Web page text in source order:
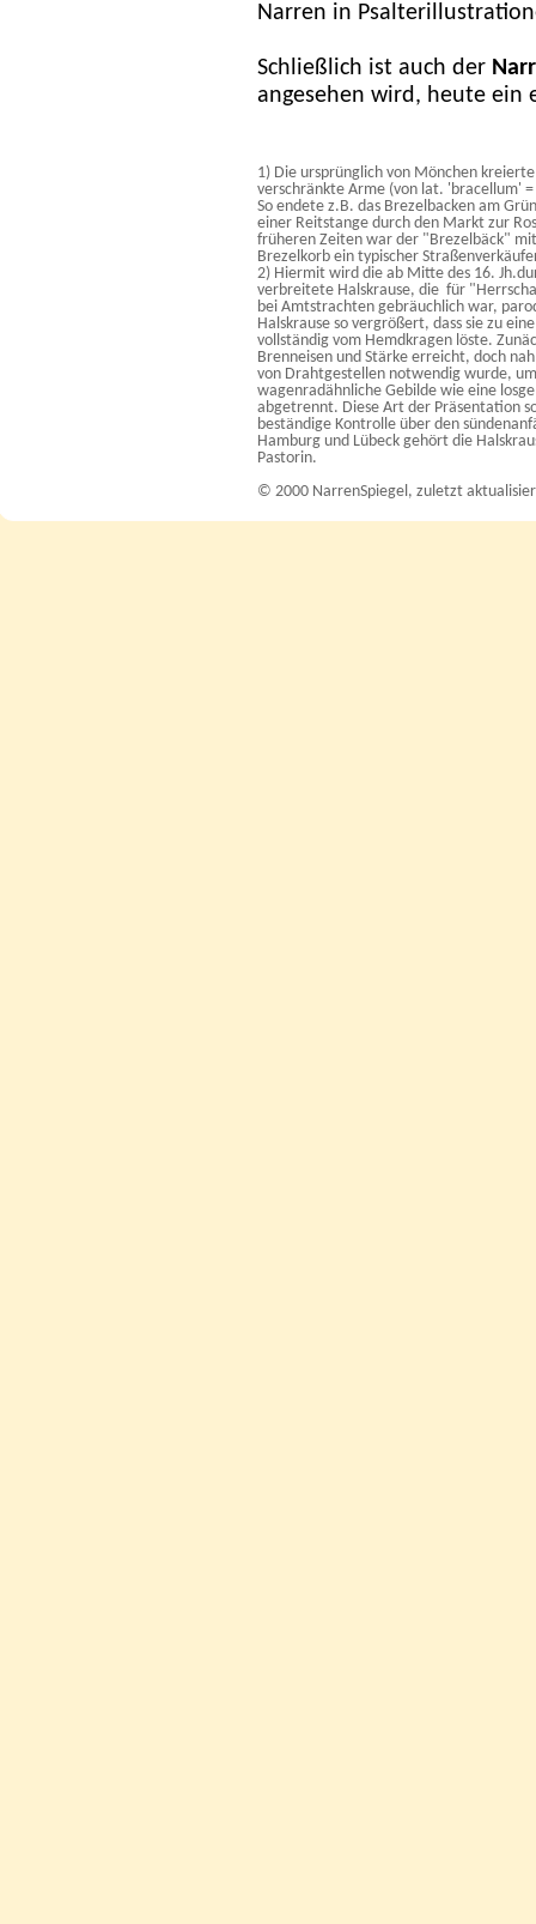
Narren in
Schließlich ist auch der
angesehen wird, heute ein
1) Die ursprünglich von Mönchen
verschränkte Arme (von lat. 'bracellum'
So endete z.B. das Brezelbacken am
einer Reitstange durch den Markt zur
früheren Zeiten war der "Brezelbäck"
Brezelkorb ein typischer
2) Hiermit wird die ab Mitte des 16.
verbreitete Halskrause, die für
bei Amtstrachten gebräuchlich war,
Halskrause so vergrößert, dass sie zu
vollständig vom Hemdkragen löste.
Brenneisen und Stärke erreicht, doch
von Drahtgestellen notwendig wurde,
wagenradähnliche Gebilde wie eine
abgetrennt. Diese Art der Präsentation
beständige Kontrolle über den
Hamburg und Lübeck gehört die
Pastorin.
© 2000 NarrenSpiegel, zuletzt